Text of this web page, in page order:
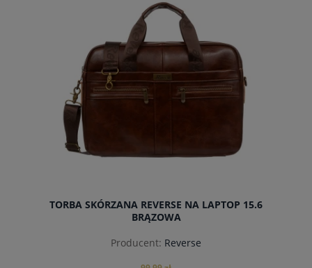
TORBA SKÓRZANA REVERSE NA LAPTOP 15.6
BRĄZOWA
Producent: Reverse